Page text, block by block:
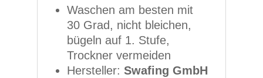
Waschen am besten mit
30 Grad, nicht bleichen,
bügeln auf 1. Stufe,
Trockner vermeiden
Hersteller: Swafing GmbH